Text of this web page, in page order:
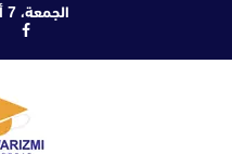
الجمعة، 7 أغسطس 2026